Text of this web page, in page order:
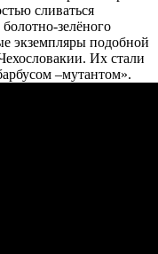
сливаться
зелёного
экземпляры подобной
Их стали
–мутантом».